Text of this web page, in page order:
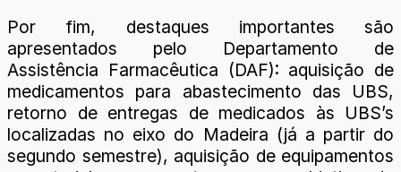
Por fim, destaques importantes são
apresentados pelo Departamento de
Assistência Farmacêutica (DAF): aquisição de
medicamentos para abastecimento das UBS,
retorno de entregas de medicados às UBS’s
localizadas no eixo do Madeira (já a partir do
segundo semestre), aquisição de equipamentos